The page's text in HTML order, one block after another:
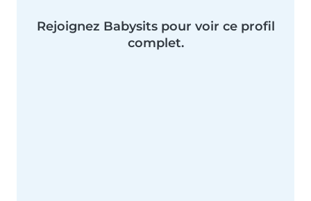
Rejoignez Babysits pour voir ce profil
complet.